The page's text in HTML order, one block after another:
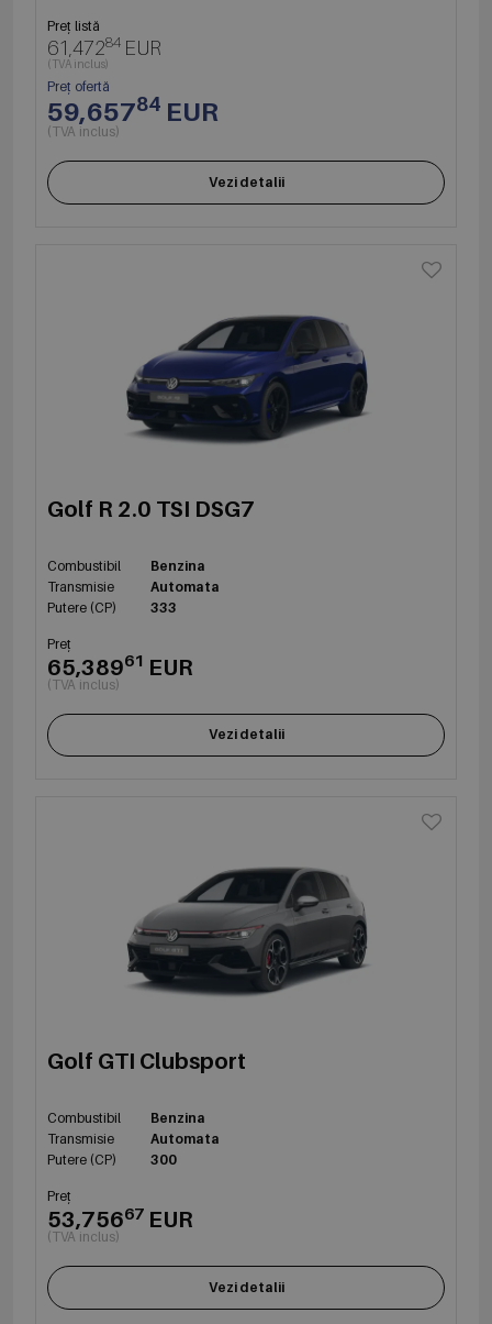
Preț listă
61,47284 EUR
(TVA inclus)
Preț ofertă
59,65784 EUR
(TVA inclus)
Vezi detalii
Golf R 2.0 TSI DSG7
Combustibil
Benzina
Transmisie
Automata
Putere (CP)
333
Preț
65,38961 EUR
(TVA inclus)
Vezi detalii
Golf GTI Clubsport
Combustibil
Benzina
Transmisie
Automata
Putere (CP)
300
Preț
53,75667 EUR
(TVA inclus)
Vezi detalii